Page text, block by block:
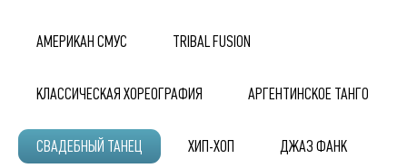
АМЕРИКАН СМУС TRIBAL FUSION
КЛАССИЧЕСКАЯ ХОРЕОГРАФИЯ АРГЕНТИНСКОЕ ТАНГО
СВАДЕБНЫЙ ТАНЕЦ ХИП-ХОП ДЖАЗ ФАНК